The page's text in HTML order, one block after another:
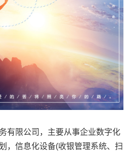
有限公司，主要从事企业数字化
，信息化设备(收银管理系统、扫